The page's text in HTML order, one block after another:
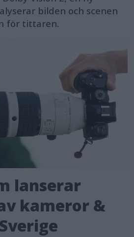
bilden och scenen
för tittaren.
lanserar
kameror &